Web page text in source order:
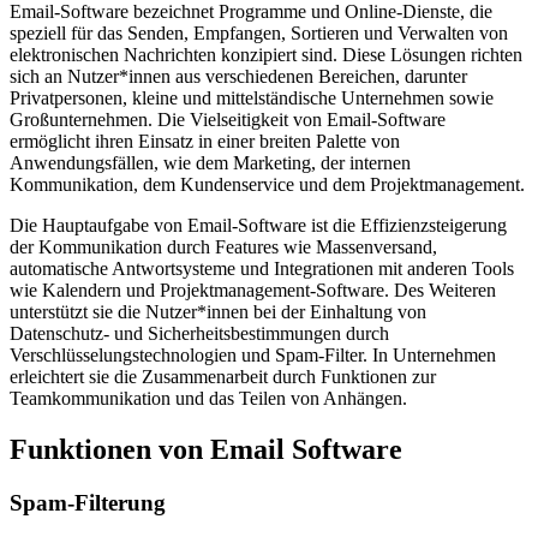
Email-Software bezeichnet Programme und Online-Dienste, die
speziell für das Senden, Empfangen, Sortieren und Verwalten von
elektronischen Nachrichten konzipiert sind. Diese Lösungen richten
sich an Nutzer*innen aus verschiedenen Bereichen, darunter
Privatpersonen, kleine und mittelständische Unternehmen sowie
Großunternehmen. Die Vielseitigkeit von Email-Software
ermöglicht ihren Einsatz in einer breiten Palette von
Anwendungsfällen, wie dem Marketing, der internen
Kommunikation, dem Kundenservice und dem Projektmanagement.
Die Hauptaufgabe von Email-Software ist die Effizienzsteigerung
der Kommunikation durch Features wie Massenversand,
automatische Antwortsysteme und Integrationen mit anderen Tools
wie Kalendern und Projektmanagement-Software. Des Weiteren
unterstützt sie die Nutzer*innen bei der Einhaltung von
Datenschutz- und Sicherheitsbestimmungen durch
Verschlüsselungstechnologien und Spam-Filter. In Unternehmen
erleichtert sie die Zusammenarbeit durch Funktionen zur
Teamkommunikation und das Teilen von Anhängen.
Funktionen von Email Software
Spam-Filterung